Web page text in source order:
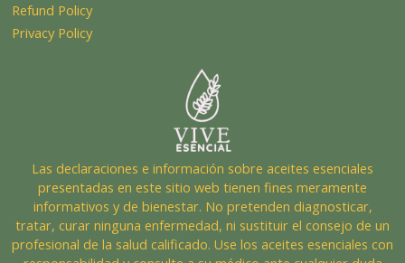
Refund Policy
Privacy Policy
Las declaraciones e información sobre aceites esenciales
presentadas en este sitio web tienen fines meramente
informativos y de bienestar. No pretenden diagnosticar,
tratar, curar ninguna enfermedad, ni sustituir el consejo de un
profesional de la salud calificado. Use los aceites esenciales con